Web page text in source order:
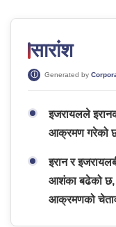
सारांश
Generated by
इजरायलले
आक्रमण गरेको
इरान र
आशंका बढेको छ,
आक्रमणको